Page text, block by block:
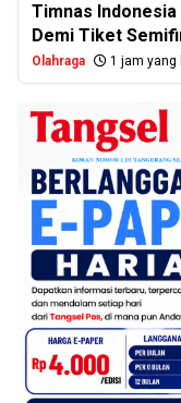
Timnas Indonesia
Demi Tiket
Olahraga 1 jam yang